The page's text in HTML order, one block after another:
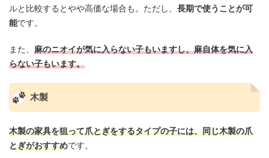
ルと比較するとやや高価な場合も。ただし、 長期で使うことが可
能です。
また、 麻のニオイが気に入らない子もいますし、麻自体を気に入
らない子もいます。
木製
木製の家具を狙って爪とぎをするタイプの子には、同じ木製の爪
とぎがおすすめです。